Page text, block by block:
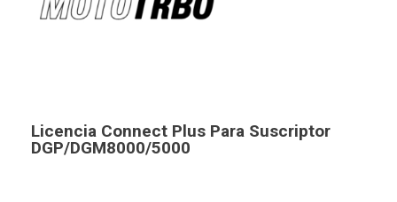
Licencia Connect Plus Para Suscriptor
DGP/DGM8000/5000